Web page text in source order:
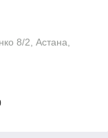
8/2, Астана,